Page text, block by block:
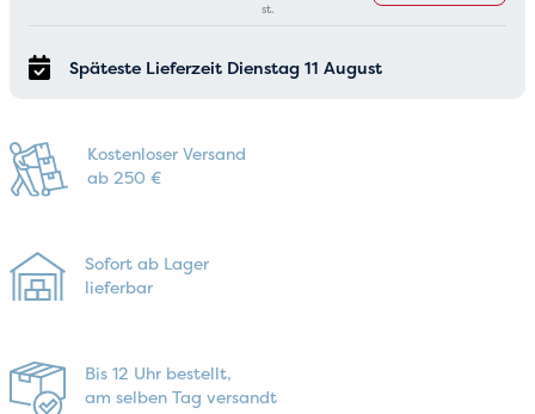
st.
Späteste Lieferzeit Dienstag 11 August
Kostenloser Versand
ab 250 €
Sofort ab Lager
lieferbar
Bis 12 Uhr bestellt,
am selben Tag versandt